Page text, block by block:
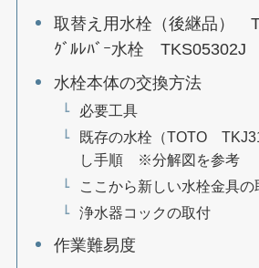
取替え用水栓（後継品）
ｸﾞﾙﾚﾊﾞｰ水栓 TKS05302J
水栓本体の交換方法
必要工具
既存の水栓（TOTO
し手順 ※分解図を参考
ここから新しい水栓金具の
浄水器コックの取付
作業難易度